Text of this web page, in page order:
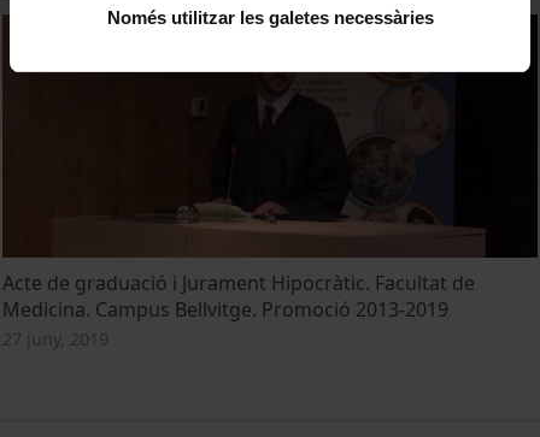
Només utilitzar les galetes necessàries
Acte de graduació i Jurament Hipocràtic. Facultat de
Medicina. Campus Bellvitge. Promoció 2013-2019
27 juny, 2019